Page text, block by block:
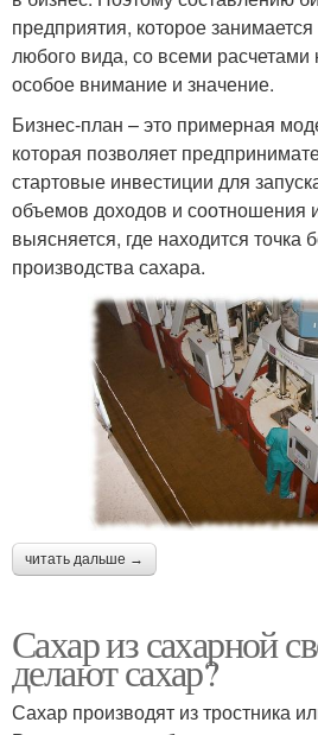
предприятия, которое
любого вида, со всеми расчетами
особое внимание и значение.
Бизнес-план – это примерная
которая позволяет
стартовые инвестиции для
объемов доходов и соотношения
выясняется, где находится точка
производства сахара.
читать дальше →
Сахар из сахарной
делают сахар?
Сахар производят из тростника